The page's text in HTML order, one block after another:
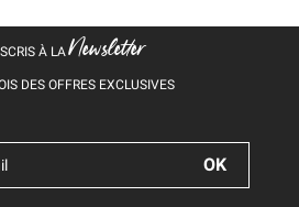
À LANewsletter
DES OFFRES EXCLUSIVES